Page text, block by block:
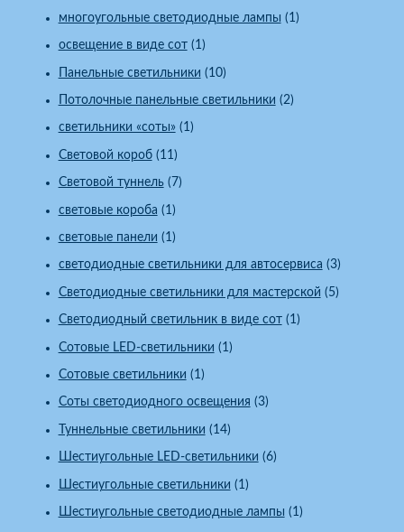
многоугольные светодиодные лампы (1)
освещение в виде сот(1)
Панельные светильники (10)
Потолочные панельные светильники (2)
светильники «соты» (1)
Световой короб(11)
Световой туннель(7)
световые короба (1)
световые панели (1)
светодиодные светильники для автосервиса (3)
Светодиодные светильники для мастерской (5)
Светодиодный светильник в виде сот(1)
Сотовые LED-светильники (1)
Сотовые светильники (1)
Соты светодиодного освещения (3)
Туннельные светильники (14)
Шестиугольные LED-светильники (6)
Шестиугольные светильники (1)
Шестиугольные светодиодные лампы (1)